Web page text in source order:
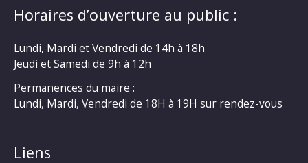
Horaires d’ouverture au public :
Lundi, Mardi et Vendredi de 14h à 18h
Jeudi et Samedi de 9h à 12h
Permanences du maire :
Lundi, Mardi, Vendredi de 18H à 19H sur rendez-vous
Liens